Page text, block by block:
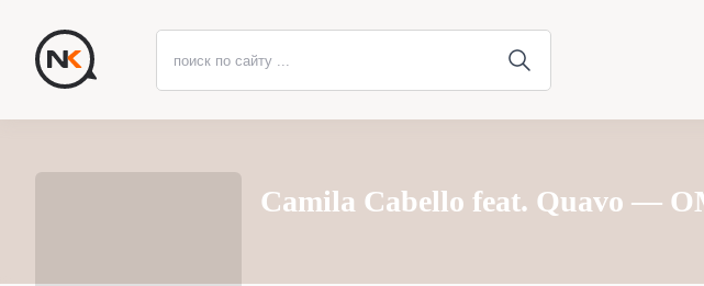
Camila Cabello feat. Quavo —